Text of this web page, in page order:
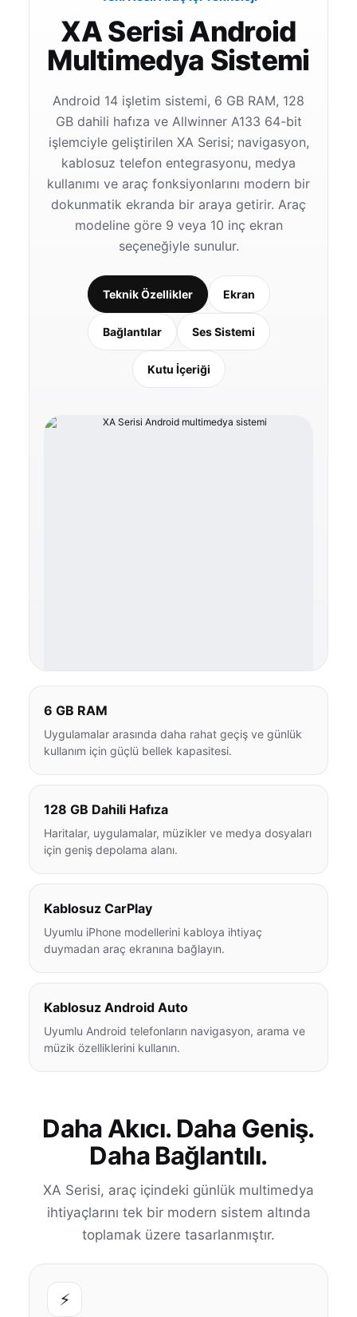
XA Serisi Android
Multimedya Sistemi
Android 14 işletim sistemi, 6 GB RAM, 128
GB dahili hafıza ve Allwinner A133 64-bit
işlemciyle geliştirilen XA Serisi; navigasyon,
kablosuz telefon entegrasyonu, medya
kullanımı ve araç fonksiyonlarını modern bir
dokunmatik ekranda bir araya getirir. Araç
modeline göre 9 veya 10 inç ekran
seçeneğiyle sunulur.
Teknik Özellikler Ekran
Bağlantılar Ses Sistemi
Kutu İçeriği
6 GB RAM
Uygulamalar arasında daha rahat geçiş ve günlük
kullanım için güçlü bellek kapasitesi.
128 GB Dahili Hafıza
Haritalar, uygulamalar, müzikler ve medya dosyaları
için geniş depolama alanı.
Kablosuz CarPlay
Uyumlu iPhone modellerini kabloya ihtiyaç
duymadan araç ekranına bağlayın.
Kablosuz Android Auto
Uyumlu Android telefonların navigasyon, arama ve
müzik özelliklerini kullanın.
Daha Akıcı. Daha Geniş.
Daha Bağlantılı.
XA Serisi, araç içindeki günlük multimedya
ihtiyaçlarını tek bir modern sistem altında
toplamak üzere tasarlanmıştır.
⚡